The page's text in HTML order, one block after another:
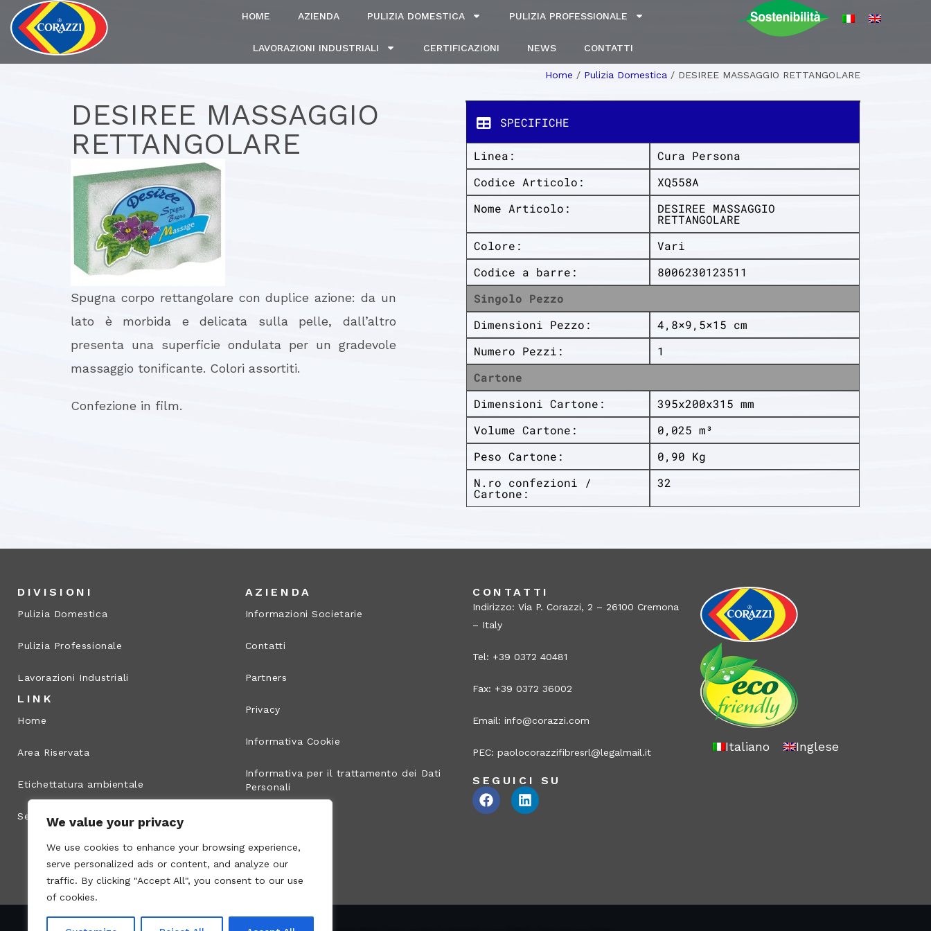
We value your privacy
We use cookies to enhance your browsing experience,
serve personalized ads or content, and analyze our
traffic. By clicking "Accept All", you consent to our use
of cookies.
HOME AZIENDA PULIZIA DOMESTICA PULIZIA PROFESSIONALE
LAVORAZIONI INDUSTRIALI CERTIFICAZIONI NEWS CONTATTI
Home / Pulizia Domestica / DESIREE MASSAGGIO RETTANGOLARE
DESIREE MASSAGGIO
RETTANGOLARE
Spugna corpo rettangolare con duplice azione: da un
lato è morbida e delicata sulla pelle, dall’altro
presenta una superficie ondulata per un gradevole
massaggio tonificante. Colori assortiti.
Confezione in film.
SPECIFICHE
Linea:
Cura Persona
Codice Articolo:
XQ558A
Nome Articolo:
DESIREE MASSAGGIO
RETTANGOLARE
Colore:
Vari
Codice a barre:
8006230123511
Singolo Pezzo
Dimensioni Pezzo:
4,8×9,5×15 cm
Numero Pezzi:
1
Cartone
Dimensioni Cartone:
395x200x315 mm
Volume Cartone:
0,025 m³
Peso Cartone:
0,90 Kg
N.ro confezioni /
Cartone:
32
DIVISIONI
Pulizia Domestica
Pulizia Professionale
Lavorazioni Industriali
LINK
Home
Area Riservata
Etichettatura ambientale
Segnalazione illeciti
AZIENDA
Informazioni Societarie
Contatti
Partners
Privacy
Informativa Cookie
Informativa per il trattamento dei Dati
Personali
Mappa del sito
CONTATTI
Indirizzo: Via P. Corazzi, 2 – 26100 Cremona
– Italy
Tel: +39 0372 40481
Fax: +39 0372 36002
Email: info@corazzi.com
PEC: paolocorazzifibresrl@legalmail.it
SEGUICI SU
Italiano Inglese